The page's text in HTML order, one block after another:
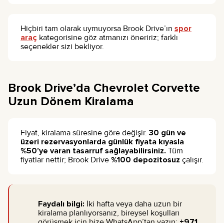
Hiçbiri tam olarak uymuyorsa Brook Drive’ın spor
araç kategorisine göz atmanızı öneririz; farklı
seçenekler sizi bekliyor.
Brook Drive’da Chevrolet Corvette
Uzun Dönem Kiralama
Fiyat, kiralama süresine göre değişir. 30 gün ve
üzeri rezervasyonlarda günlük fiyata kıyasla
%50’ye varan tasarruf sağlayabilirsiniz. Tüm
fiyatlar nettir; Brook Drive %100 depozitosuz çalışır.
Faydalı bilgi: İki hafta veya daha uzun bir
kiralama planlıyorsanız, bireysel koşulları